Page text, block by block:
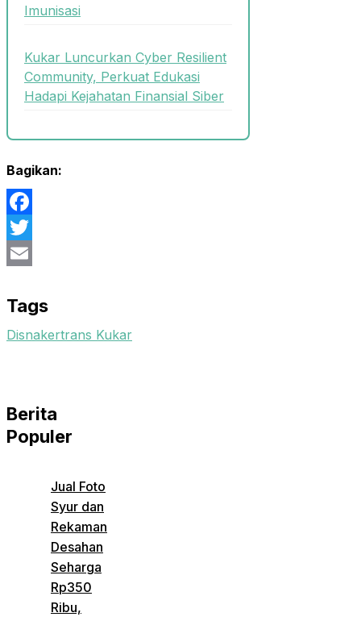
Imunisasi
Kukar Luncurkan Cyber Resilient
Community, Perkuat Edukasi
Hadapi Kejahatan Finansial Siber
Bagikan:
Facebook
Twitter
Tags
Disnakertrans Kukar
Berita
Populer
Jual Foto
Syur dan
Rekaman
Desahan
Seharga
Rp350
Ribu,